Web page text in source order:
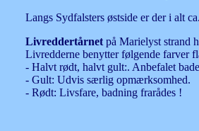
Langs Sydfalsters østside er der i alt
Livreddertårnet på Marielyst strand
Livredderne benytter følgende farver
- Halvt rødt, halvt gult:. Anbefalet
- Gult: Udvis særlig opmærksomhed.
- Rødt: Livsfare, badning frarådes !